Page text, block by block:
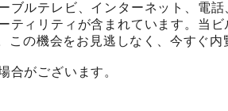
ブルテレビ、インターネット、電
ティリティが含まれています。当
の機会をお見逃しなく、今すぐ内
合がございます。